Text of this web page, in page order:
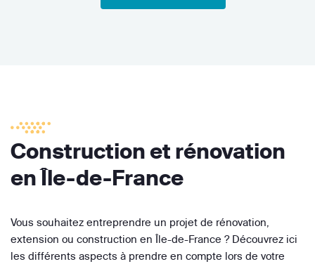
Construction et rénovation
en Île-de-France
Vous souhaitez entreprendre un projet de rénovation,
extension ou construction en Île-de-France ? Découvrez ici
les différents aspects à prendre en compte lors de votre